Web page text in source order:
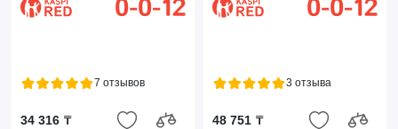
7 отзывов
34 316 ₸
3 отзыва
48 751 ₸